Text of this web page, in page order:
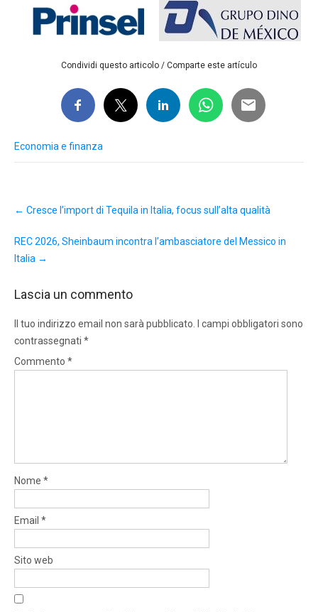
Condividi questo articolo / Comparte este artículo
Economia e finanza
navigation
← Cresce l’import di Tequila in Italia, focus sull’alta qualità
REC 2026, Sheinbaum incontra l’ambasciatore del Messico in
Italia →
Lascia un commento
Il tuo indirizzo email non sarà pubblicato.
I campi obbligatori sono
contrassegnati *
Commento *
Nome *
Email *
Sito web